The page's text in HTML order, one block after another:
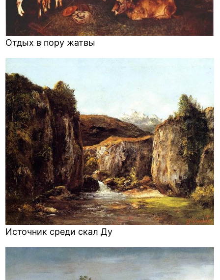
Отдых в пору жатвы
Источник среди скал Ду